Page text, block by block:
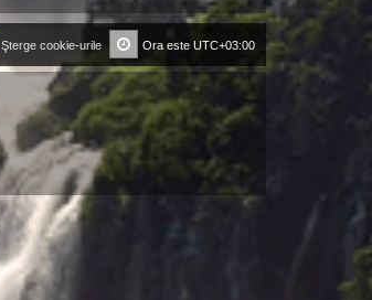
Ora este UTC+03:00
Şterge cookie-urile